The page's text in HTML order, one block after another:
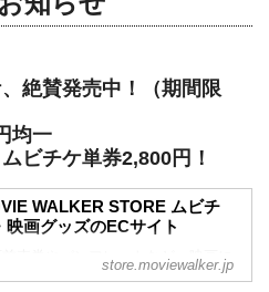
絶賛発売中！（期間限
円均一
ビチケ単券2,800円！
WALKER STORE ムビチ
映画グッズのECサイト
前売券やパンフレットなど、映画に
るあらゆるグッズを販売するMOVIE
store.moviewalker.jp